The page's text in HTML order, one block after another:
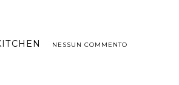
NESSUN COMMENTO